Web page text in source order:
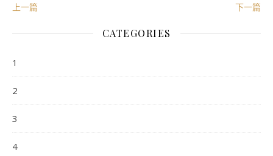
上一篇 下一篇
CATEGORIES
1
2
3
4